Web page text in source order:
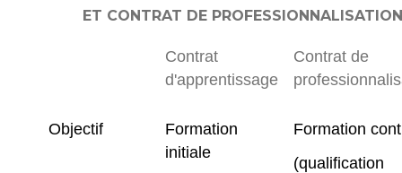
ET CONTRAT DE PROFESSIONNALISATION
Contrat
d'apprentissage
Contrat de
Objectif
Formation
initiale
Formation
(qualification